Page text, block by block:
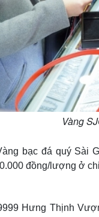
Vàng
bạc đá quý Sài
đồng/lượng ở
Hưng Thịnh